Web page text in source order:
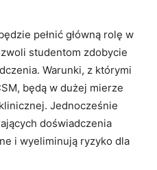
pełnić główną rolę w
studentom zdobycie
Warunki, z którymi
będą w dużej mierze
Jednocześnie
doświadczenia
i wyeliminują ryzyko dla